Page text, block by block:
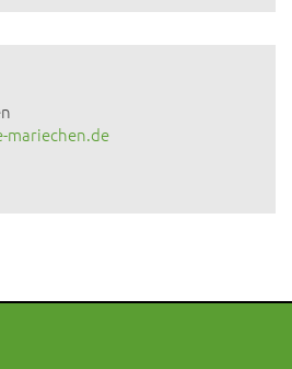
mariechen.de